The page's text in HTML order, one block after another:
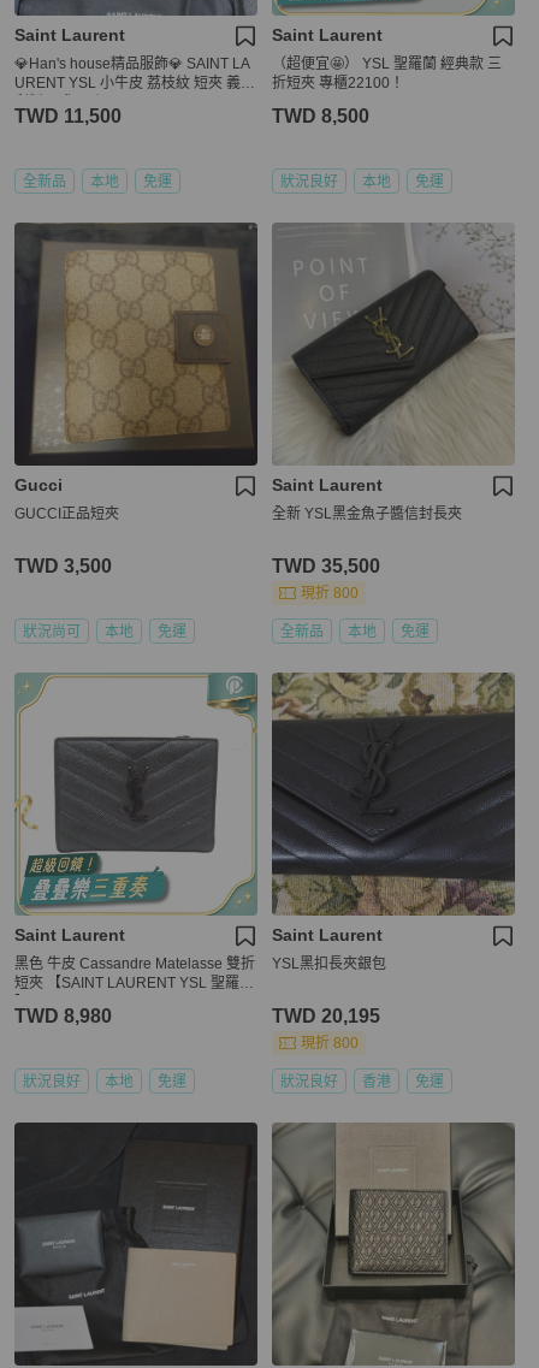
Saint Laurent
💎Han's house精品服飾💎 SAINT LA
URENT YSL 小牛皮 荔枝紋 短夾 義大
TWD 11,500
全新品 本地 免運
Saint Laurent
（超便宜🤩） YSL 聖羅蘭 經典款 三
折短夾 專櫃22100！
TWD 8,500
狀況良好 本地 免運
Gucci
GUCCI正品短夾
TWD 3,500
狀況尚可 本地 免運
Saint Laurent
全新 YSL黑金魚子醬信封長夾
TWD 35,500
現折 800
全新品 本地 免運
Saint Laurent
黑色 牛皮 Cassandre Matelasse 雙折
短夾 【SAINT LAURENT YSL 聖羅蘭
TWD 8,980
狀況良好 本地 免運
Saint Laurent
YSL黑扣長夾銀包
TWD 20,195
現折 800
狀況良好 香港 免運